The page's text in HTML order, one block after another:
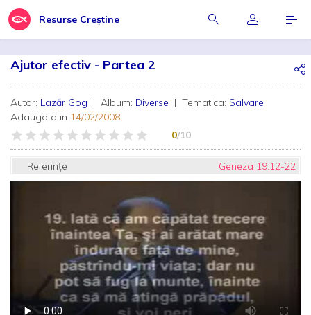
Resurse Creștine
Ajutor efectiv - Partea 2
Autor: Lazăr Gog | Album: Diverse | Tematica: Salvare
Adaugata in 14/02/2008
0/10
Referințe Geneza 19:12-22